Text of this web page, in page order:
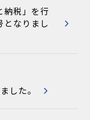
納税」を行
となりまし
した。